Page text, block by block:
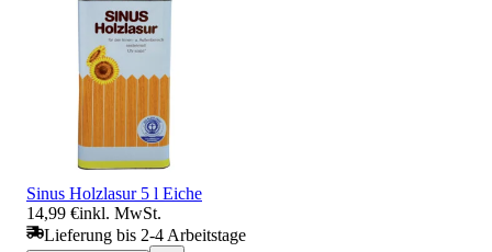
Sinus Holzlasur 5 l Eiche
14,99 €inkl. MwSt.
Lieferung bis 2-4 Arbeitstage